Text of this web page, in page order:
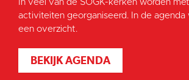
In veel van de SOGK-kerken worden
activiteiten georganiseerd. In de agenda
een overzicht.
BEKIJK AGENDA